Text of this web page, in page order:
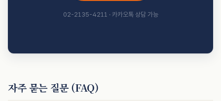
02-2135-4211 · 카카오톡 상담 가능
자주 묻는 질문 (FAQ)